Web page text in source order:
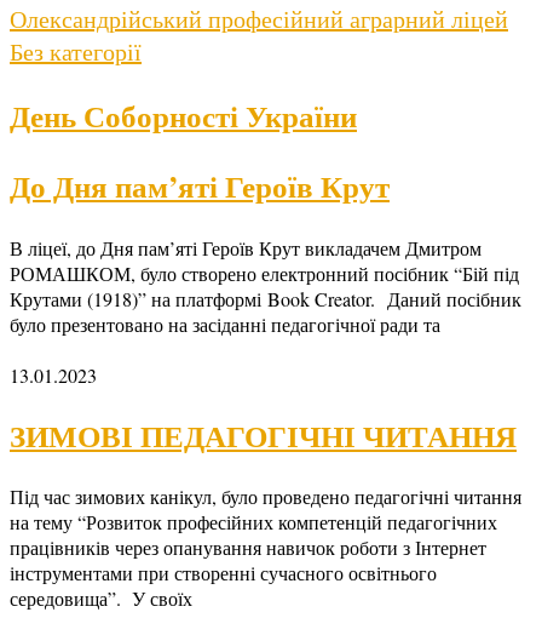
Олександрійський професійний аграрний ліцей
Без категорії
День Соборності України
До Дня пам’яті Героїв Крут
В ліцеї, до Дня пам’яті Героїв Крут викладачем Дмитром
РОМАШКОМ, було створено електронний посібник “Бій під
Крутами (1918)” на платформі Book Creator. Даний посібник
було презентовано на засіданні педагогічної ради та
13.01.2023
ЗИМОВІ ПЕДАГОГІЧНІ ЧИТАННЯ
Під час зимових канікул, було проведено педагогічні читання
на тему “Розвиток професійних компетенцій педагогічних
працівників через опанування навичок роботи з Інтернет
інструментами при створенні сучасного освітнього
середовища”. У своїх